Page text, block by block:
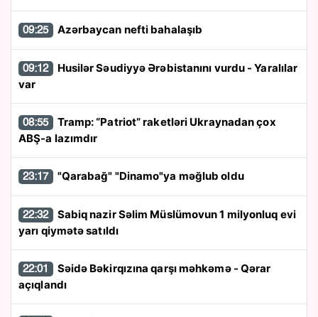
09:25 Azərbaycan nefti bahalaşıb
09:12
var
08:55
ABŞ-a lazımdır
23:17 "Qarabağ" "Dinamo"ya məğlub oldu
22:32
yarı qiymətə satıldı
22:01
açıqlandı